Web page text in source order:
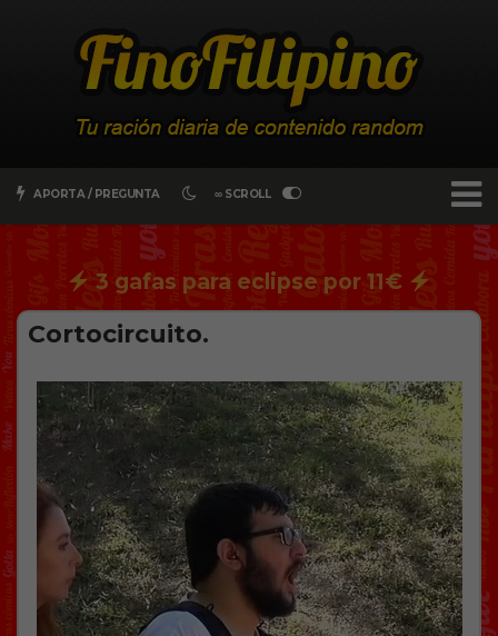
APORTA / PREGUNTA ∞ SCROLL
3 gafas para eclipse por 11€
Cortocircuito.